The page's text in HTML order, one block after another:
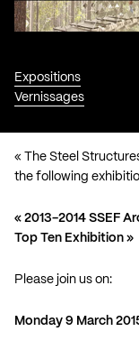
Expositions
Vernissages
« The Steel
the following
« 2013-2014 SSEF
Top Ten Exhibition »
Please join us on:
Monday 9 March